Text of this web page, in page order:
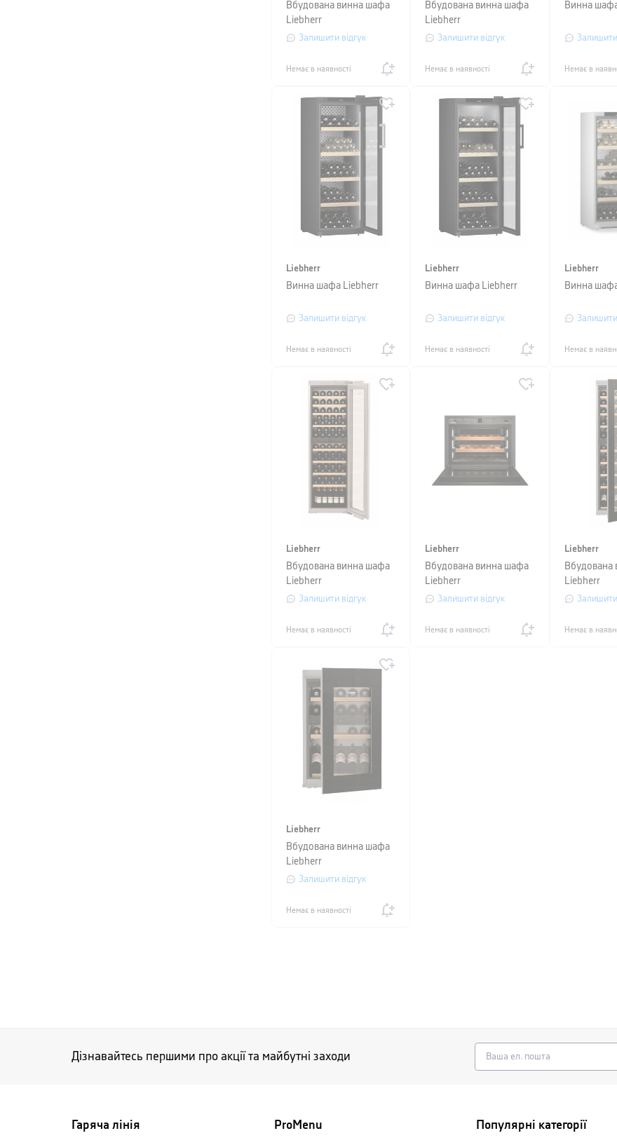
Вбудована винна шафа
Liebherr
Залишити відгук
Немає в наявності
Вбудована винна шафа
Liebherr
Залишити відгук
Немає в наявності
Винна
Залишити
Немає в
Liebherr
Винна шафа Liebherr
Залишити відгук
Немає в наявності
Liebherr
Винна шафа Liebherr
Залишити відгук
Немає в наявності
Liebherr
Винна
Залишити
Немає в
Liebherr
Вбудована винна шафа
Liebherr
Залишити відгук
Немає в наявності
Liebherr
Вбудована винна шафа
Liebherr
Залишити відгук
Немає в наявності
Liebherr
Вбудована
Liebherr
Залишити
Немає в
Liebherr
Вбудована винна шафа
Liebherr
Залишити відгук
Немає в наявності
Дізнавайтесь першими про акції та майбутні заходи
Гаряча лінія ProMenu Популярні категорії